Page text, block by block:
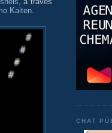
Kaiten
CHAT